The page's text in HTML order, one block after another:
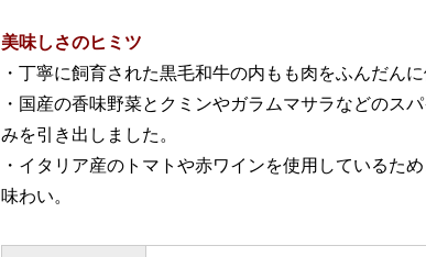
美味しさのヒミツ
・丁寧に飼育された黒毛和牛の内もも肉をふんだんに
・国産の香味野菜とクミンやガラムマサラなどのス
みを引き出しました。
・イタリア産のトマトや赤ワインを使用しているた
味わい。